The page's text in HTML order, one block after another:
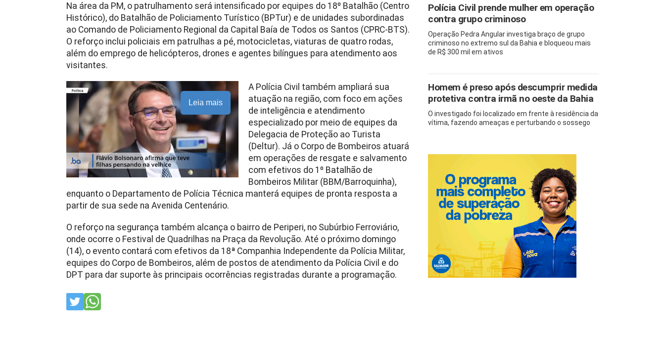
Na área da PM, o patrulhamento será intensificado por equipes do 18º Batalhão (Centro
Histórico), do Batalhão de Policiamento Turístico (BPTur) e de unidades subordinadas
ao Comando de Policiamento Regional da Capital Baía de Todos os Santos (CPRC-BTS).
O reforço inclui policiais em patrulhas a pé, motocicletas, viaturas de quatro rodas,
além do emprego de helicópteros, drones e agentes bilíngues para atendimento aos
visitantes.
Leia mais
A Polícia Civil também ampliará sua
atuação na região, com foco em ações
de inteligência e atendimento
especializado por meio de equipes da
Delegacia de Proteção ao Turista
(Deltur). Já o Corpo de Bombeiros atuará
em operações de resgate e salvamento
com efetivos do 1º Batalhão de
Bombeiros Militar (BBM/Barroquinha),
enquanto o Departamento de Polícia Técnica manterá equipes de pronta resposta a
partir de sua sede na Avenida Centenário.
O reforço na segurança também alcança o bairro de Periperi, no Subúrbio Ferroviário,
onde ocorre o Festival de Quadrilhas na Praça da Revolução. Até o próximo domingo
(14), o evento contará com efetivos da 18ª Companhia Independente da Polícia Militar,
equipes do Corpo de Bombeiros, além de postos de atendimento da Polícia Civil e do
DPT para dar suporte às principais ocorrências registradas durante a programação.
Polícia Civil prende mulher em operação
contra grupo criminoso
Operação Pedra Angular investiga braço de grupo
criminoso no extremo sul da Bahia e bloqueou mais
de R$ 300 mil em ativos
Homem é preso após descumprir medida
protetiva contra irmã no oeste da Bahia
O investigado foi localizado em frente à residência da
vítima, fazendo ameaças e perturbando o sossego